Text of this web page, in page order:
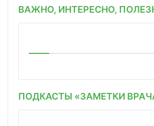
ВАЖНО, ИНТЕРЕСНО,
ПОДКАСТЫ «ЗАМЕТКИ